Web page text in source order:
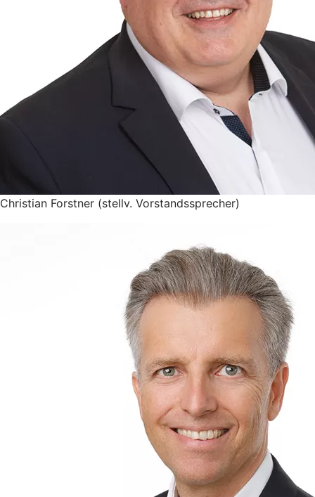
Christian Forstner (stellv. Vorstandssprecher)